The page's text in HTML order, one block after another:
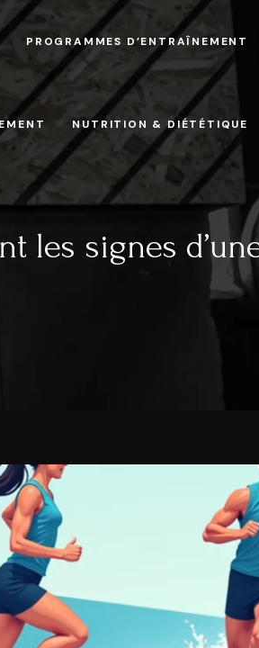
PROGRAMMES D’ENTRAÎNEMENT
NUTRITION & DIÉTÉTIQUE
les signes